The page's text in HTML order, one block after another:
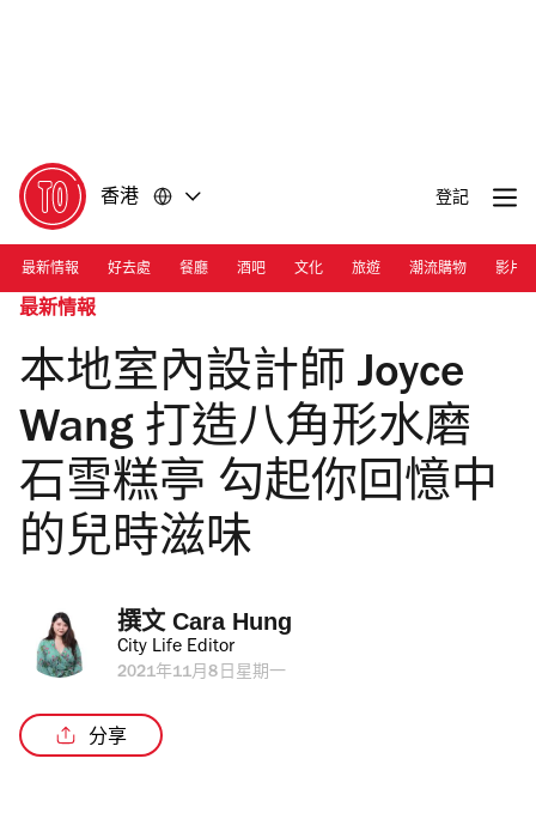
香港 登記
最新情報 好去處 餐廳 酒吧 文化 旅遊 潮流購物 影片
最新情報
本地室內設計師 Joyce
Wang 打造八角形水磨
石雪糕亭 勾起你回憶中
的兒時滋味
撰文 Cara Hung
City Life Editor
2021年11月8日星期一
分享